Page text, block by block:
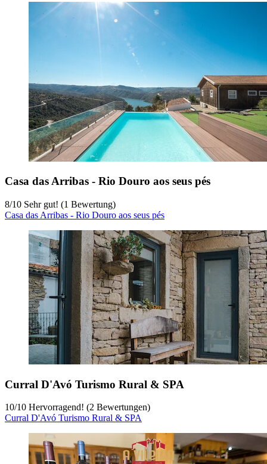
Casa das Arribas - Rio Douro aos seus pés
8/10 Sehr gut! (1 Bewertung)
Casa das Arribas - Rio Douro aos seus pés
Curral D'Avó Turismo Rural & SPA
10/10 Hervorragend! (2 Bewertungen)
Curral D'Avó Turismo Rural & SPA